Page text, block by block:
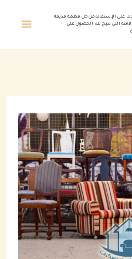
على الإستفادة من كل قطعة قديمة
التي تتيح لك الحصول على